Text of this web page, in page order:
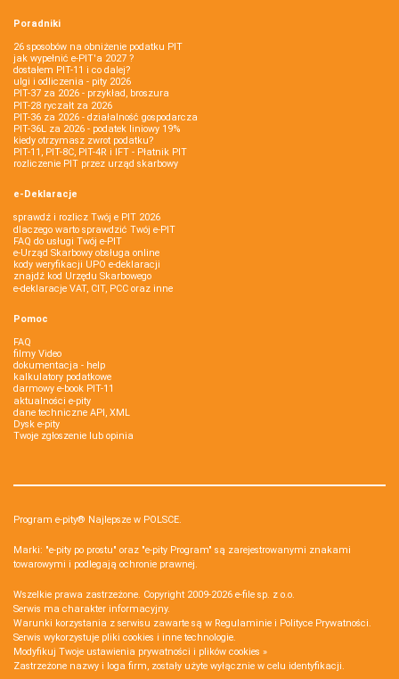
Poradniki
26 sposobów na obniżenie podatku PIT
jak wypełnić e-PIT'a 2027 ?
dostałem PIT-11 i co dalej?
ulgi i odliczenia - pity 2026
PIT-37 za 2026 - przykład, broszura
PIT-28 ryczałt za 2026
PIT-36 za 2026 - działalność gospodarcza
PIT-36L za 2026 - podatek liniowy 19%
kiedy otrzymasz zwrot podatku?
PIT-11, PIT-8C, PIT-4R i IFT - Płatnik PIT
rozliczenie PIT przez urząd skarbowy
e-Deklaracje
sprawdź i rozlicz Twój e PIT 2026
dlaczego warto sprawdzić Twój e-PIT
FAQ do usługi Twój e-PIT
e-Urząd Skarbowy obsługa online
kody weryfikacji UPO e-deklaracji
znajdź kod Urzędu Skarbowego
e-deklaracje VAT, CIT, PCC oraz inne
Pomoc
FAQ
filmy Video
dokumentacja - help
kalkulatory podatkowe
darmowy e-book PIT-11
aktualności e-pity
dane techniczne API, XML
Dysk e-pity
Twoje zgłoszenie lub opinia
Program e-pity® Najlepsze w POLSCE.
Marki: "e-pity po prostu" oraz "e-pity Program" są zarejestrowanymi znakami
towarowymi i podlegają ochronie prawnej.
Wszelkie prawa zastrzeżone. Copyright 2009-2026 e-file sp. z o.o.
Serwis ma charakter informacyjny.
Warunki korzystania z serwisu zawarte są w Regulaminie i Polityce Prywatności.
Serwis wykorzystuje pliki cookies i inne technologie.
Modyfikuj Twoje ustawienia prywatności i plików cookies »
Zastrzeżone nazwy i loga firm, zostały użyte wyłącznie w celu identyfikacji.